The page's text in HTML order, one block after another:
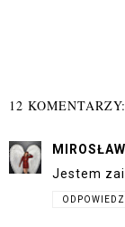
12 KOMENTARZY:
Jestem
ODPOWIEDZ